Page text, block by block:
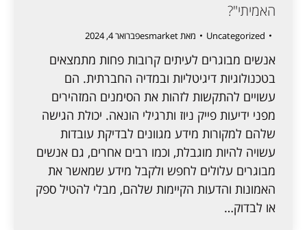
האמיתי"?
Uncategorized מאת esmarketפברואר 4, 2024
אנשים מבוגרים לעיתים קרובות פחות מתמצאים
בטכנולוגיות דיגיטליות ובמדיה החברתית. הם
עשויים להתקשות לזהות את הסימנים המזהירים
מפני ידיעות פייק ניוז ותרגילי הונאה. יכולת הגישה
שלהם למקורות מידע מגוונים לבדיקת עובדות
עשויה להיות מוגבלת, וכמו רבים אחרים, גם אנשים
מבוגרים עלולים לחפש ולקבל מידע שמאשר את
האמונות והדעות הקיימות שלהם, מבלי להטיל ספק
או לבדוק…